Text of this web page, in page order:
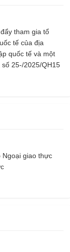
tham gia tổ
tế của địa
quốc tế và một
25-/2025/QH15
Ngoại giao thực